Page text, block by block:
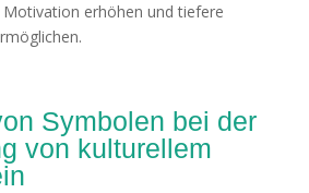
Motivation erhöhen und tiefere
Symbolen bei der
von kulturellem